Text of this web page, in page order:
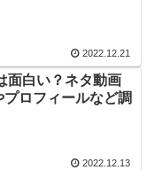
2022.12.21
面白い？ネタ動画
プロフィールなど調
2022.12.13